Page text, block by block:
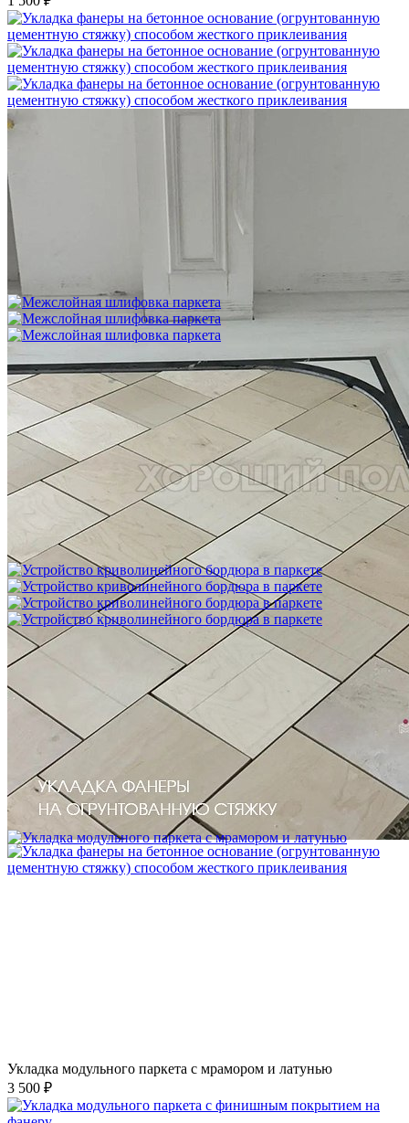
Укладка фанеры на бетонное основание (огрунтованную
цементную стяжку) способом жесткого приклеивания
750 ₽
Межслойная шлифовка паркета
1 200 ₽
Устройство криволинейного бордюра в паркете
2 500 ₽
Укладка модульного паркета с мрамором и латунью
3 500 ₽